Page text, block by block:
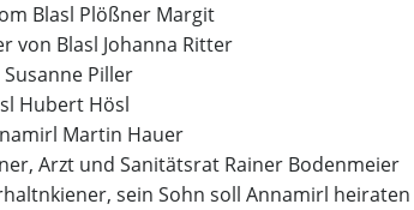
Blasl Plößner Margit
von Blasl Johanna Ritter
Piller
Hubert Hösl
Martin Hauer
Arzt und Sanitätsrat Rainer Bodenmeier
sein Sohn soll Annamirl heiraten